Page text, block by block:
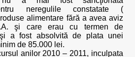
neregulile constatate (
alimentare fără a avea aviz
şi care erau cu termen de
a fost absolvită de plata unei
de 85.000 lei.
anilor 2010 – 2011, inculpata